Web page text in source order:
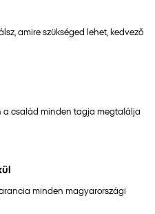
amire szükséged lehet, kedvező
a család minden tagja megtalálja
minden magyarországi